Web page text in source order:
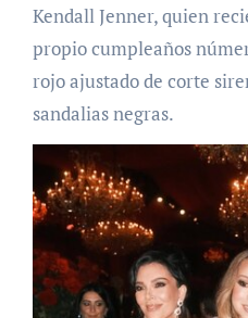
Kendall Jenner, quien
propio cumpleaños
rojo ajustado de corte
sandalias negras.